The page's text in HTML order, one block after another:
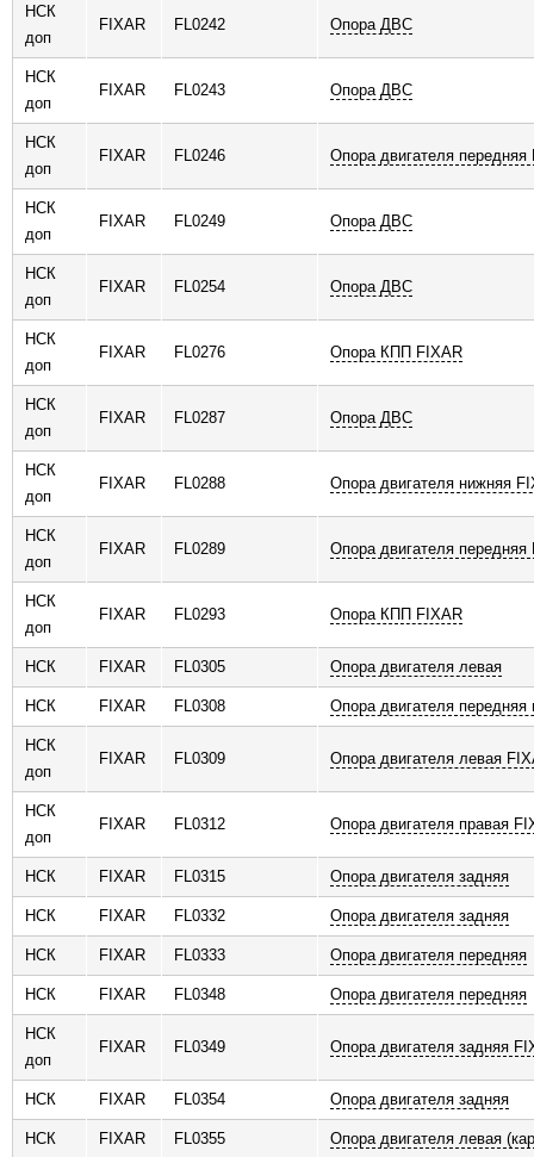
НСК
доп
FIXAR FL0242 Опора ДВС
НСК
доп
FIXAR FL0243 Опора ДВС
НСК
доп
FIXAR FL0246 Опора двигателя передняя
НСК
доп
FIXAR FL0249 Опора ДВС
НСК
доп
FIXAR FL0254 Опора ДВС
НСК
доп
FIXAR FL0276 Опора КПП FIXAR
НСК
доп
FIXAR FL0287 Опора ДВС
НСК
доп
FIXAR FL0288 Опора двигателя нижняя
НСК
доп
FIXAR FL0289 Опора двигателя передняя
НСК
доп
FIXAR FL0293 Опора КПП FIXAR
НСК FIXAR FL0305 Опора двигателя левая
НСК FIXAR FL0308 Опора двигателя передняя
НСК
доп
FIXAR FL0309 Опора двигателя левая
НСК
доп
FIXAR FL0312 Опора двигателя правая
НСК FIXAR FL0315 Опора двигателя задняя
НСК FIXAR FL0332 Опора двигателя задняя
НСК FIXAR FL0333 Опора двигателя передняя
НСК FIXAR FL0348 Опора двигателя передняя
НСК
доп
FIXAR FL0349 Опора двигателя задняя
НСК FIXAR FL0354 Опора двигателя задняя
НСК FIXAR FL0355 Опора двигателя левая